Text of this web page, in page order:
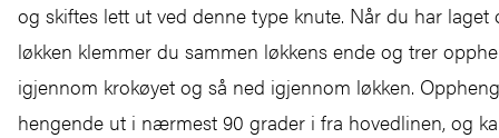
og skiftes lett ut ved denne type knute. Når du har laget
løkken klemmer du sammen løkkens ende og trer
igjennom krokøyet og så ned igjennom løkken.
hengende ut i nærmest 90 grader i fra hovedlinen, og